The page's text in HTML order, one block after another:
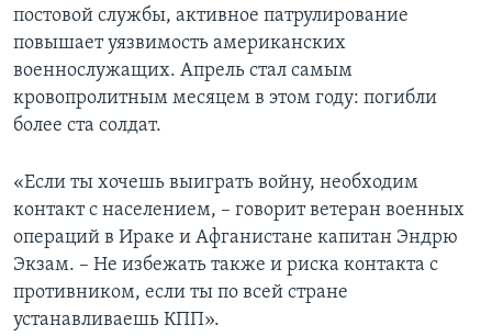
постовой службы, активное патрулирование
повышает уязвимость американских
военнослужащих. Апрель стал самым
кровопролитным месяцем в этом году: погибли
более ста солдат.
«Если ты хочешь выиграть войну, необходим
контакт с населением, – говорит ветеран военных
операций в Ираке и Афганистане капитан Эндрю
Экзам. – Не избежать также и риска контакта с
противником, если ты по всей стране
устанавливаешь КПП».